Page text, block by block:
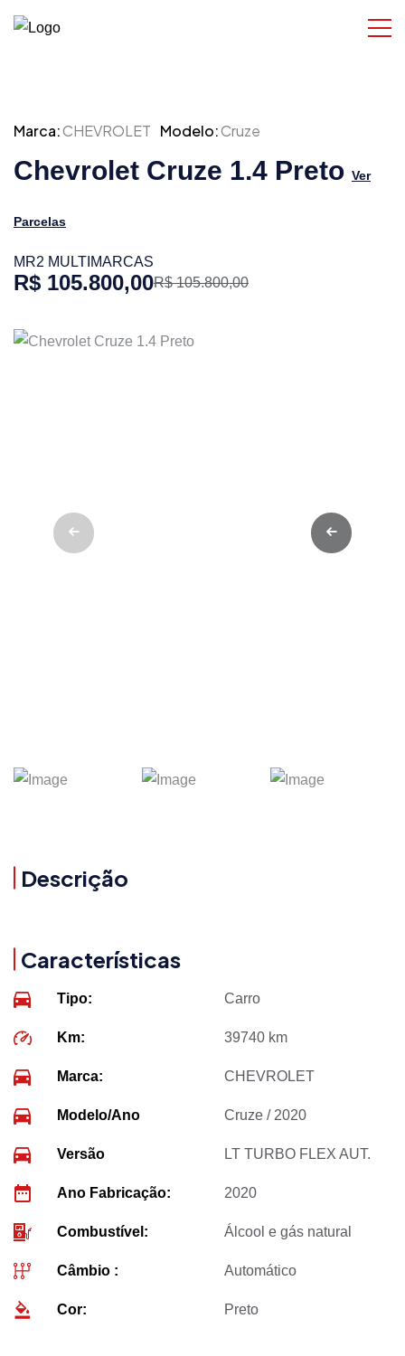
Marca:CHEVROLET Modelo:Cruze
Chevrolet Cruze 1.4 Preto Ver
Parcelas
MR2 MULTIMARCAS
R$ 105.800,00R$ 105.800,00
Descrição
Características
Tipo: Carro
Km: 39740 km
Marca: CHEVROLET
Modelo/Ano Cruze / 2020
Versão LT TURBO FLEX AUT.
Ano Fabricação: 2020
Combustível: Álcool e gás natural
Câmbio : Automático
Cor: Preto